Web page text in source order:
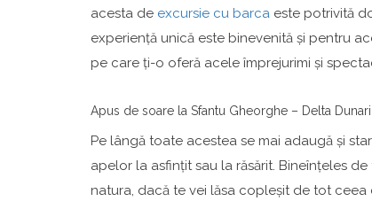
acesta de excursie cu barca este potrivită
experiență unică este binevenită și pentru
pe care ți-o oferă acele împrejurimi și
Apus de soare la Sfantu Gheorghe – Delta Dunarii
Pe lângă toate acestea se mai adaugă și
apelor la asfințit sau la răsărit. Bineînțeles
natura, dacă te vei lăsa copleșit de tot ceea